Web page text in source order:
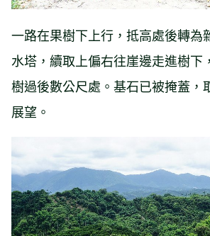
一路在果樹下上行，抵高處後轉為
水塔，續取上偏右往崖邊走進樹下
樹過後數公尺處。基石已被掩蓋，
展望。